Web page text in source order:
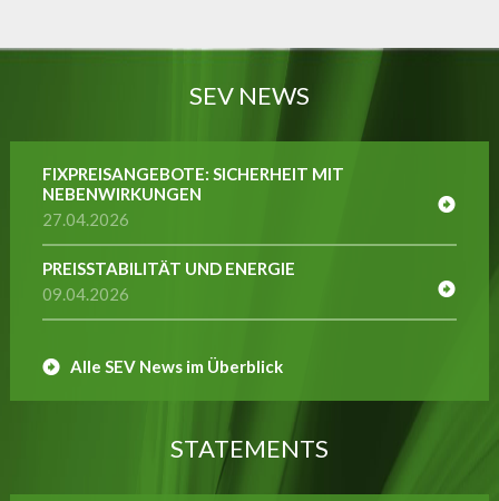
SEV NEWS
FIXPREISANGEBOTE: SICHERHEIT MIT
NEBENWIRKUNGEN
27.04.2026
PREISSTABILITÄT UND ENERGIE
09.04.2026
Alle SEV News im Überblick
STATEMENTS